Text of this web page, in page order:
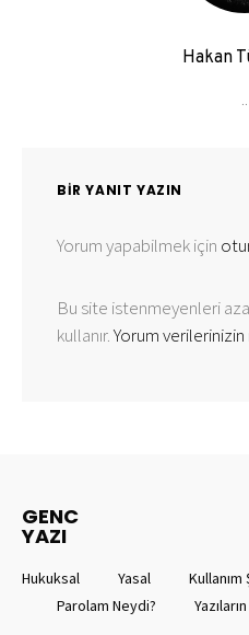
Hakan
..
BIR YANIT YAZIN
Yorum yapabilmek için
Bu site istenmeyenleri
kullanır.Yorum verilerinizin
GENC
YAZI
Hukuksal Yasal Kullanım
Parolam Neydi?